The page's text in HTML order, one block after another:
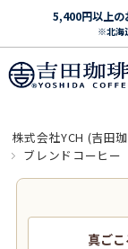
5,400円以上
※北海
株式会社YCH (吉田
ブレンドコーヒー
真ごこ